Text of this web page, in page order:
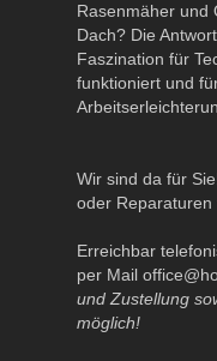
Rasenmäher und
Dach? Die
Faszination für
funktioniert und
Wir sind da für
oder Reparaturen
Erreichbar
per Mail
und Zustellung
möglich!